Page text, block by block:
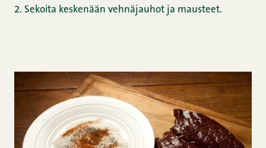
2. Sekoita keskenään vehnäjauhot ja mausteet.